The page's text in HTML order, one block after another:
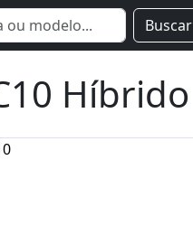
Buscar
Híbrido